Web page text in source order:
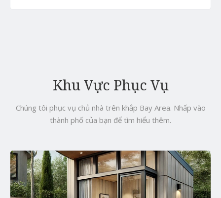
Khu Vực Phục Vụ
Chúng tôi phục vụ chủ nhà trên khắp Bay Area. Nhấp vào
thành phố của bạn để tìm hiểu thêm.